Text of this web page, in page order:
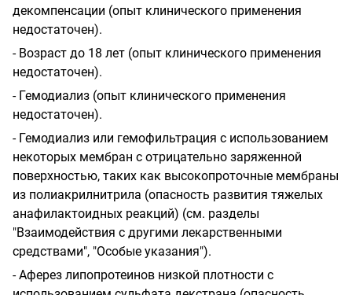
декомпенсации (опыт клинического применения
недостаточен).
- Возраст до 18 лет (опыт клинического применения
недостаточен).
- Гемодиализ (опыт клинического применения
недостаточен).
- Гемодиализ или гемофильтрация с использованием
некоторых мембран с отрицательно заряженной
поверхностью, таких как высокопроточные мембраны
из полиакрилнитрила (опасность развития тяжелых
анафилактоидных реакций) (см. разделы
"Взаимодействия с другими лекарственными
средствами", "Особые указания").
- Аферез липопротеинов низкой плотности с